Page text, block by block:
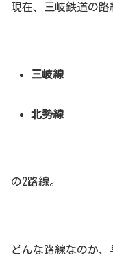
現在、三岐鉄道の路
三岐線
北勢線
の2路線。
どんな路線なのか、